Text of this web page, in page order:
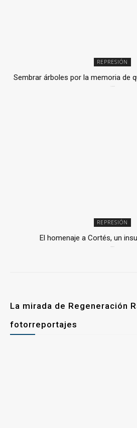
REPRESIÓN
Sembrar árboles por la memoria de
REPRESIÓN
El homenaje a Cortés, un
La mirada de Regeneración
fotorreportajes